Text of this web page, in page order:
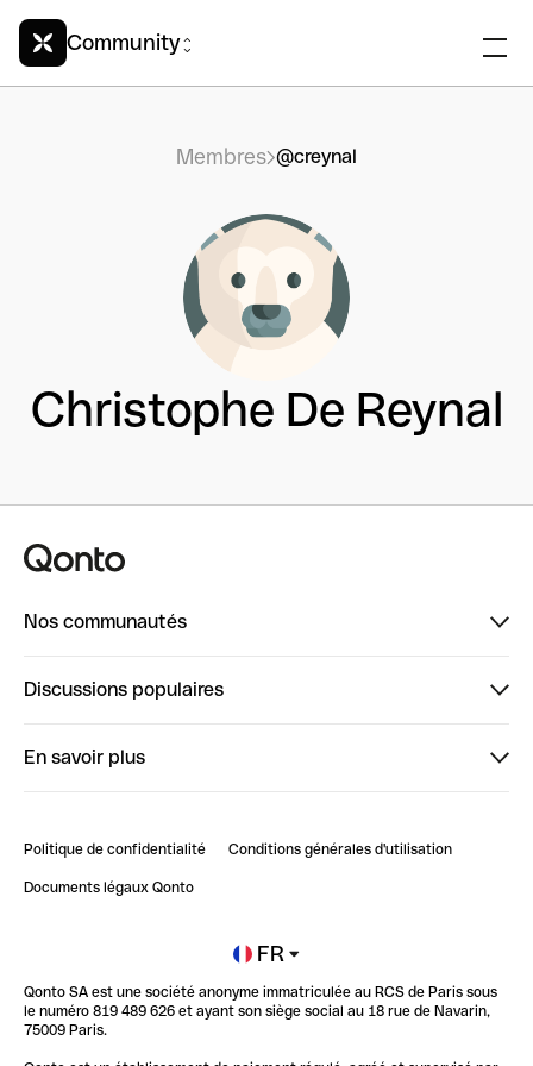
Community
Membres @creynal
Christophe De Reynal
Nos communautés
ClubQonto
Discussions populaires
Impact de l'IA sur les carrières/productivité
En savoir plus
Blog
Newsroom
Glossaire finance
Politique de confidentialité Conditions générales d'utilisation
Documents légaux Qonto
FR
Qonto SA est une société anonyme immatriculée au RCS de Paris sous
le numéro 819 489 626 et ayant son siège social au 18 rue de Navarin,
75009 Paris.